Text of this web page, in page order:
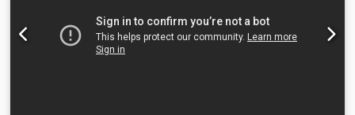
2,30 x 2,40 м - 2-колонна направляюча - Оснащення:
завантажувальний роликовий конвеєр довжиною 2500 мм,
транспортер для стружки, система охолодження